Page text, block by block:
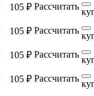
105 ₽ Рассчитать
105 ₽ Рассчитать
105 ₽ Рассчитать
105 ₽ Рассчитать